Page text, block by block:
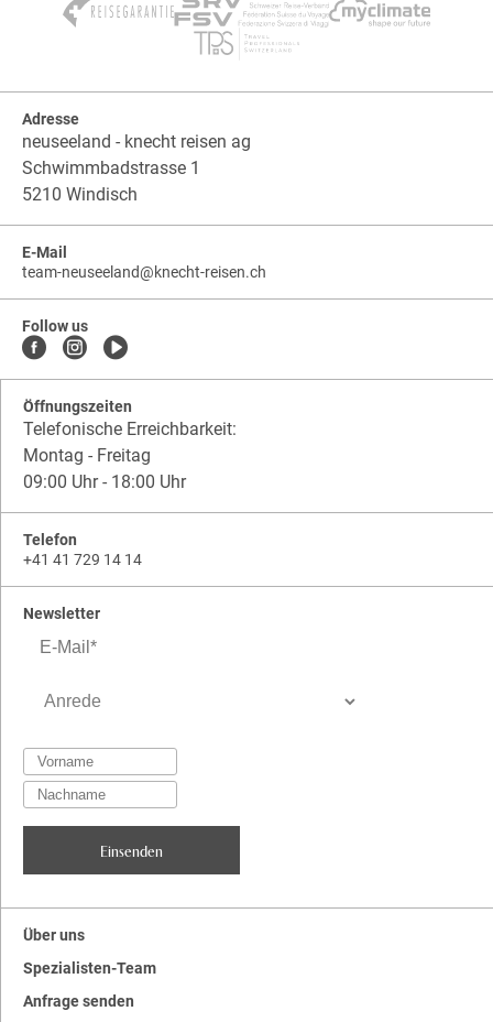
Adresse
neuseeland - knecht reisen ag
Schwimmbadstrasse 1
5210 Windisch
E-Mail
team-neuseeland@knecht-reisen.ch
Follow us
Öffnungszeiten
Telefonische Erreichbarkeit:
Montag - Freitag
09:00 Uhr - 18:00 Uhr
Telefon
+41 41 729 14 14
Newsletter
Über uns
Spezialisten-Team
Anfrage senden